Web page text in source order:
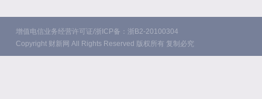
增值电信业务经营许可证/浙ICP备：浙B2-20100304
Copyright 财新网 All Rights Reserved 版权所有 复制必究